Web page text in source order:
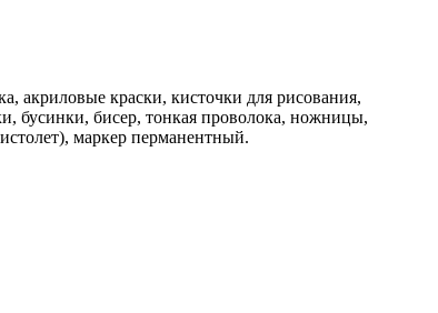
акриловые краски, кисточки для рисования,
бусинки, бисер, тонкая проволока, ножницы,
маркер перманентный.